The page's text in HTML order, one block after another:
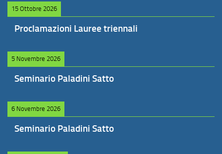
15 Ottobre 2026
Proclamazioni Lauree triennali
5 Novembre 2026
Seminario Paladini Satto
6 Novembre 2026
Seminario Paladini Satto